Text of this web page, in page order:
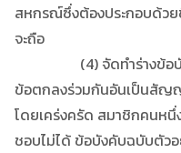
สหกรณ์ซึ่งต้องประกอบด้ว
จะถือ
(4) จัดทำร่างข้อบัง
ข้อตกลงร่วมกันอันเป็นสัญ
โดยเคร่งครัด สมาชิกคนหนึ่
ชอบไม่ได้ ข้อบังคับฉบับตัว